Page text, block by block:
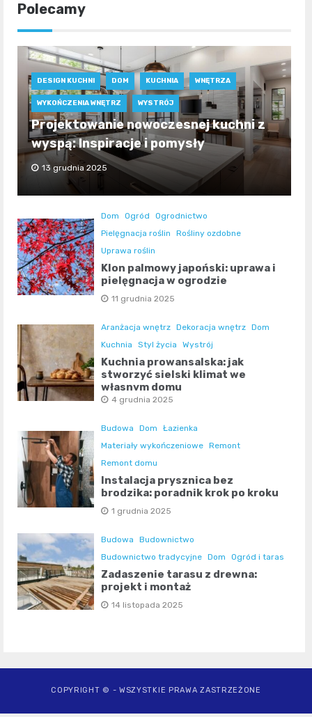
Polecamy
DESIGN KUCHNI DOM KUCHNIA WNĘTRZA
WYKOŃCZENIA WNĘTRZ WYSTRÓJ
Projektowanie nowoczesnej kuchni z
wyspą: Inspiracje i pomysły
13 grudnia 2025
Dom Ogród
Ogrodnictwo
Pielęgnacja roślin
Rośliny ozdobne
Uprawa roślin
Klon palmowy japoński: uprawa i
pielęgnacja w ogrodzie
11 grudnia 2025
Aranżacja wnętrz Dekoracja wnętrz Dom
Kuchnia
Styl życia Wystrój
Kuchnia prowansalska: jak
stworzyć sielski klimat we
własnym domu
4 grudnia 2025
Budowa Dom
Łazienka
Materiały wykończeniowe Remont
Remont domu
Instalacja prysznica bez
brodzika: poradnik krok po kroku
1 grudnia 2025
Budowa
Budownictwo
Budownictwo tradycyjne Dom Ogród i taras
Zadaszenie tarasu z drewna:
projekt i montaż
14 listopada 2025
COPYRIGHT © - WSZYSTKIE PRAWA ZASTRZEŻONE